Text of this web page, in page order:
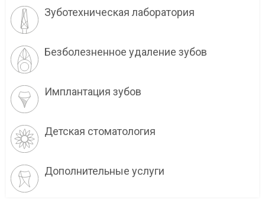
Зуботехническая лаборатория
Безболезненное удаление зубов
Имплантация зубов
Детская стоматология
Дополнительные услуги